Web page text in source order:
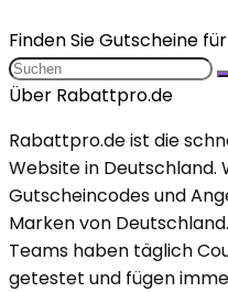
Finden Sie Gutscheine
Über Rabattpro.de
Rabattpro.de ist die
Website in Deutschland.
Gutscheincodes und
Marken von
Teams haben täglich
getestet und fügen